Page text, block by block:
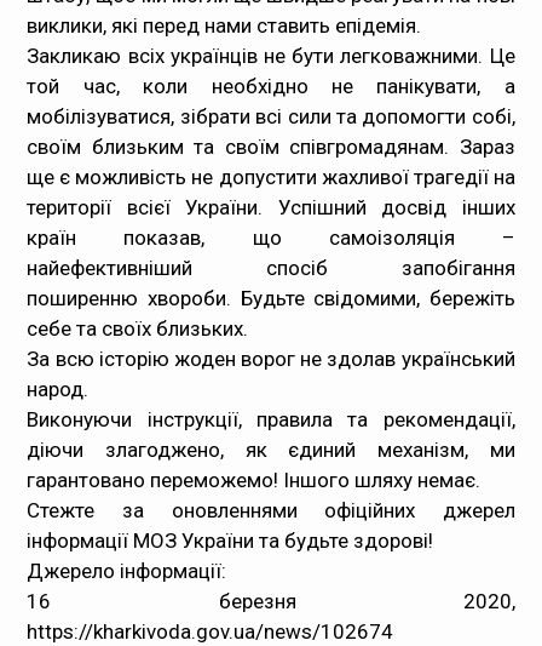
виклики, які перед нами ставить епідемія.
Закликаю всіх українців не бути легковажними. Це
той час, коли необхідно не панікувати, а
мобілізуватися, зібрати всі сили та допомогти собі,
своїм близьким та своїм співгромадянам. Зараз
ще є можливість не допустити жахливої трагедії на
території всієї України. Успішний досвід інших
країн показав, що самоізоляція –
найефективніший спосіб запобігання
поширенню хвороби. Будьте свідомими, бережіть
себе та своїх близьких.
За всю історію жоден ворог не здолав український
народ.
Виконуючи інструкції, правила та рекомендації,
діючи злагоджено, як єдиний механізм, ми
гарантовано переможемо! Іншого шляху немає.
Стежте за оновленнями офіційних джерел
інформації МОЗ України та будьте здорові!
Джерело інформації:
16 березня 2020,
https://kharkivoda.gov.ua/news/102674